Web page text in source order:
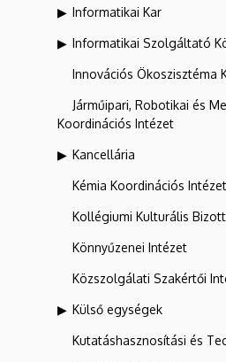
Informatikai Kar
Informatikai Szolgáltató
Innovációs Ökoszisztéma
Járműipari, Robotikai és
Koordinációs Intézet
Kancellária
Kémia Koordinációs Intézet
Kollégiumi Kulturális
Könnyűzenei Intézet
Közszolgálati Szakértői
Külső egységek
Kutatáshasznosítási és